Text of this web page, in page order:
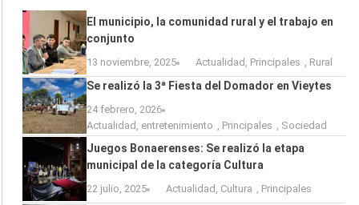
El municipio, la comunidad rural y el trabajo en
conjunto
13 noviembre, 2025 Actualidad , Principales , Rural
Se realizó la 3ª Fiesta del Domador en Vieytes
24 febrero, 2026
Actualidad , entretenimiento , Principales , Sociedad
Juegos Bonaerenses: Se realizó la etapa
municipal de la categoría Cultura
22 julio, 2025 Actualidad , Cultura , Principales